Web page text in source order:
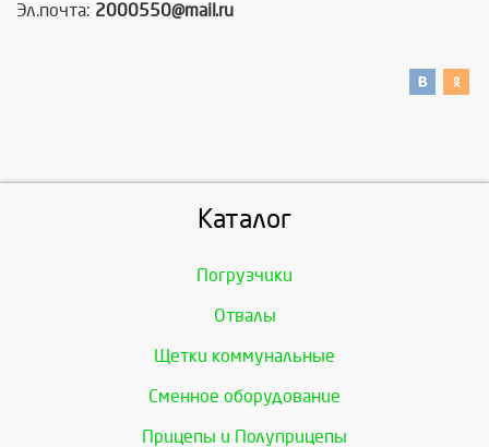
Эл.почта: 2000550@mail.ru
Каталог
Погрузчики
Отвалы
Щетки коммунальные
Сменное оборудование
Прицепы и Полуприцепы